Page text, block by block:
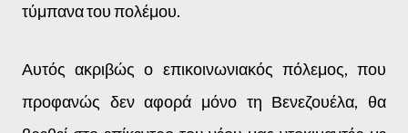
τύμπανα του πολέμου.
Αυτός ακριβώς ο επικοινωνιακός πόλεμος, που
προφανώς δεν αφορά μόνο τη Βενεζουέλα, θα